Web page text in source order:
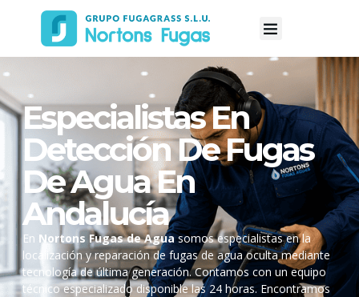
Especialistas En
Detección De Fugas
De Agua En
Andalucía
En Nortons Fugas de Aguasomos especialistas en la
localización y reparación de fugas de agua oculta mediante
tecnología de última generación. Contamos con un equipo
técnico especializado disponible las 24 horas. Encontramos